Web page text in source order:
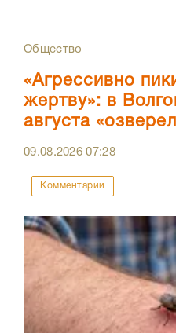
Общество
«Агрессивно
жертву»: в
августа
09.08.202607:28
Комментарии